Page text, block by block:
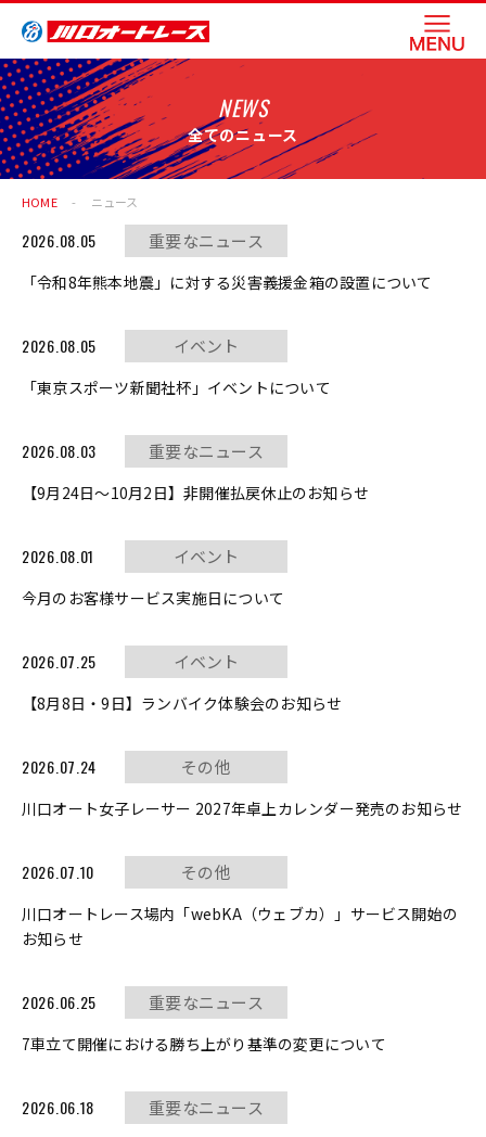
NEWS
全てのニュース
HOME ニュース
2026.08.05 重要なニュース
「令和8年熊本地震」に対する災害義援金箱の設置について
2026.08.05 イベント
「東京スポーツ新聞社杯」イベントについて
2026.08.03 重要なニュース
【9月24日～10月2日】非開催払戻休止のお知らせ
2026.08.01 イベント
今月のお客様サービス実施日について
2026.07.25 イベント
【8月8日・9日】ランバイク体験会のお知らせ
2026.07.24 その他
川口オート女子レーサー 2027年卓上カレンダー発売のお知らせ
2026.07.10 その他
川口オートレース場内「webKA（ウェブカ）」サービス開始の
お知らせ
2026.06.25 重要なニュース
7車立て開催における勝ち上がり基準の変更について
2026.06.18 重要なニュース